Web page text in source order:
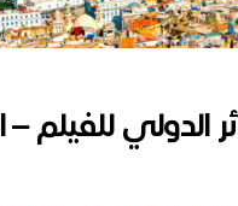
الدولي للفيلم –